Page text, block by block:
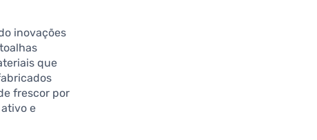
inovações
que
frescor por
e